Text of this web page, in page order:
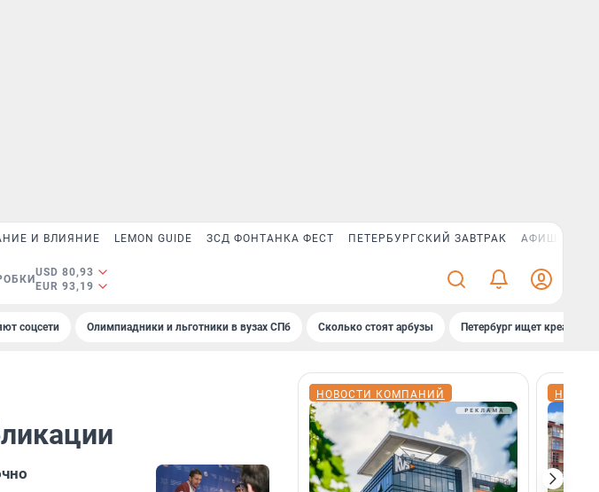
И ВЛИЯНИЕ LEMON GUIDE ЗСД ФОНТАНКА ФЕСТ ПЕТЕРБУРГСКИЙ ЗАВТРАК АФИША PLUS
USD 80,93
EUR 93,19
соцсети Олимпиадники и льготники в вузах СПб Сколько стоят арбузы Петербург ищет креатив
НОВОСТИ КОМПАНИЙ